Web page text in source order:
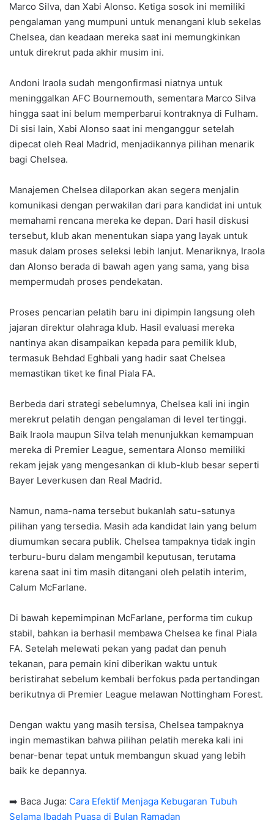
Marco Silva, dan Xabi Alonso. Ketiga sosok ini memiliki
pengalaman yang mumpuni untuk menangani klub sekelas
Chelsea, dan keadaan mereka saat ini memungkinkan
untuk direkrut pada akhir musim ini.
Andoni Iraola sudah mengonfirmasi niatnya untuk
meninggalkan AFC Bournemouth, sementara Marco Silva
hingga saat ini belum memperbarui kontraknya di Fulham.
Di sisi lain, Xabi Alonso saat ini menganggur setelah
dipecat oleh Real Madrid, menjadikannya pilihan menarik
bagi Chelsea.
Manajemen Chelsea dilaporkan akan segera menjalin
komunikasi dengan perwakilan dari para kandidat ini untuk
memahami rencana mereka ke depan. Dari hasil diskusi
tersebut, klub akan menentukan siapa yang layak untuk
masuk dalam proses seleksi lebih lanjut. Menariknya, Iraola
dan Alonso berada di bawah agen yang sama, yang bisa
mempermudah proses pendekatan.
Proses pencarian pelatih baru ini dipimpin langsung oleh
jajaran direktur olahraga klub. Hasil evaluasi mereka
nantinya akan disampaikan kepada para pemilik klub,
termasuk Behdad Eghbali yang hadir saat Chelsea
memastikan tiket ke final Piala FA.
Berbeda dari strategi sebelumnya, Chelsea kali ini ingin
merekrut pelatih dengan pengalaman di level tertinggi.
Baik Iraola maupun Silva telah menunjukkan kemampuan
mereka di Premier League, sementara Alonso memiliki
rekam jejak yang mengesankan di klub-klub besar seperti
Bayer Leverkusen dan Real Madrid.
Namun, nama-nama tersebut bukanlah satu-satunya
pilihan yang tersedia. Masih ada kandidat lain yang belum
diumumkan secara publik. Chelsea tampaknya tidak ingin
terburu-buru dalam mengambil keputusan, terutama
karena saat ini tim masih ditangani oleh pelatih interim,
Calum McFarlane.
Di bawah kepemimpinan McFarlane, performa tim cukup
stabil, bahkan ia berhasil membawa Chelsea ke final Piala
FA. Setelah melewati pekan yang padat dan penuh
tekanan, para pemain kini diberikan waktu untuk
beristirahat sebelum kembali berfokus pada pertandingan
berikutnya di Premier League melawan Nottingham Forest.
Dengan waktu yang masih tersisa, Chelsea tampaknya
ingin memastikan bahwa pilihan pelatih mereka kali ini
benar-benar tepat untuk membangun skuad yang lebih
baik ke depannya.
➡️ Baca Juga: Cara Efektif Menjaga Kebugaran Tubuh
Selama Ibadah Puasa di Bulan Ramadan